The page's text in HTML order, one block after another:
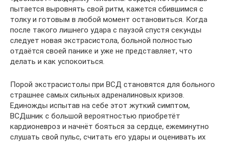
пытается выровнять свой ритм, кажется сбившимся с
толку и готовым в любой момент остановиться. Когда
после такого лишнего удара с паузой спустя секунды
следует новая экстрасистола, больной полностью
отдаётся своей панике и уже не представляет, что
делать и как успокоиться.
Порой экстрасистолы при ВСД становятся для больного
страшнее самых сильных адреналиновых кризов.
Единожды испытав на себе этот жуткий симптом,
ВСДшник с большой вероятностью приобретёт
кардионевроз и начнёт бояться за сердце, ежеминутно
слушать свой пульс, считать его удары и оценивать их